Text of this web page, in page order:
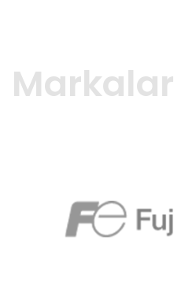
Markalar